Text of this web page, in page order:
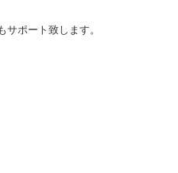
ポート致します。